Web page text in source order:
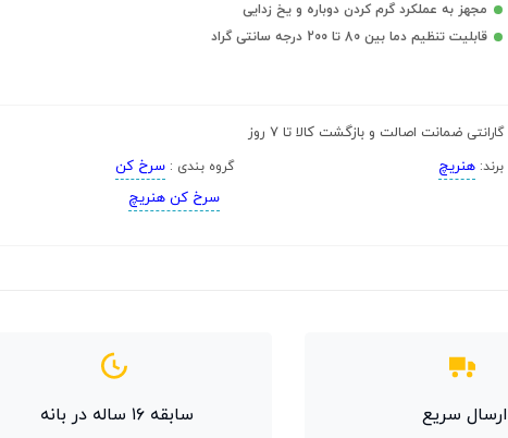
مجهز به عملکرد گرم کردن دوباره و یخ زدایی
قابلیت تنظیم دما بین 80 تا 200 درجه سانتی گراد
گارانتی ضمانت اصالت و بازگشت کالا تا 7 روز
برند:هنریچ گروه بندی :سرخ کن
سرخ کن هنریچ
ارسال سریع سابقه ۱۶ ساله در بانه